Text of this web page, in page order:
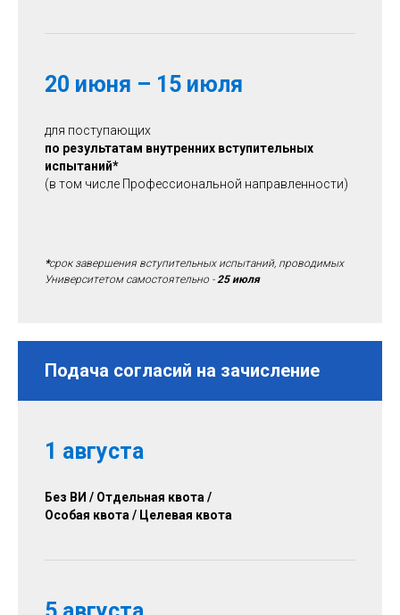
20 июня – 15 июля
для поступающих
по результатам внутренних вступительных
испытаний*
(в том числе Профессиональной направленности)
*срок завершения вступительных испытаний, проводимых
Университетом самостоятельно -25 июля
Подача согласий на зачисление
1 августа
Без ВИ / Отдельная квота /
Особая квота / Целевая квота